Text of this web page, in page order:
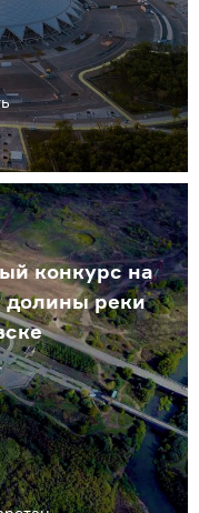
конкурс на
долины реки